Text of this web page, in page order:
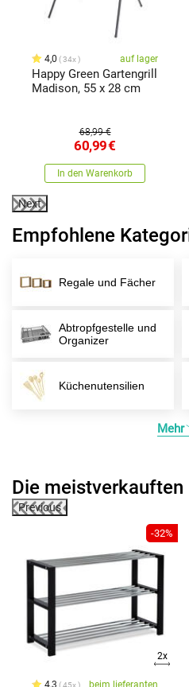
4,0 34x auf lager
Happy Green Gartengrill
Madison, 55 x 28 cm
68,99 €
60,99€
In den Warenkorb
Next
Empfohlene
Regale und Fächer
Abtropfgestelle und
Organizer
Küchenutensilien
Mehr
Die
Previous
-32%
2x
45x